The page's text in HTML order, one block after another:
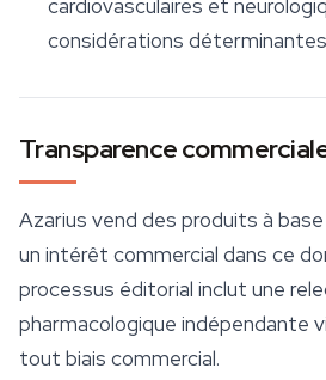
cardiovasculaires et
considérations
Transparence
Azarius vend des produits à
un intérêt commercial dans ce
processus éditorial inclut une
pharmacologique indépendante
tout biais commercial.